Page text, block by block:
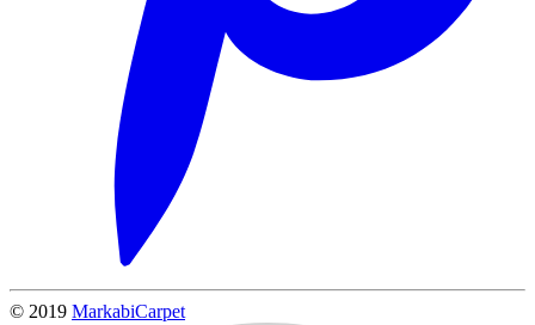
© 2019 MarkabiCarpet